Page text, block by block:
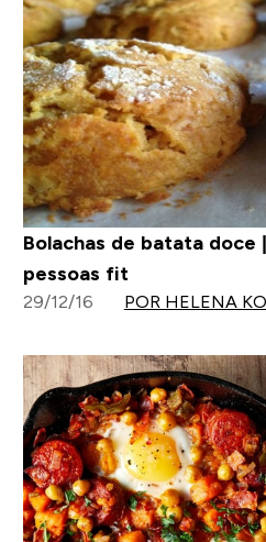
Bolachas de batata doce
pessoas fit
29/12/16 POR HELENA